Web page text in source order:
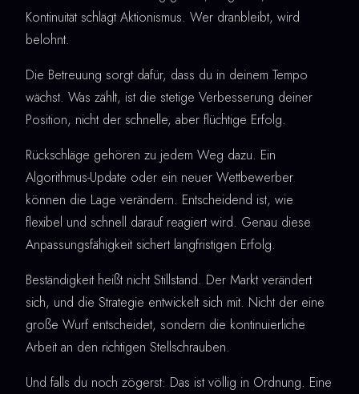
Kontinuität schlägt Aktionismus. Wer dranbleibt, wird
belohnt.
Die Betreuung sorgt dafür, dass du in deinem Tempo
wächst. Was zählt, ist die stetige Verbesserung deiner
Position, nicht der schnelle, aber flüchtige Erfolg.
Rückschläge gehören zu jedem Weg dazu. Ein
Algorithmus-Update oder ein neuer Wettbewerber
können die Lage verändern. Entscheidend ist, wie
flexibel und schnell darauf reagiert wird. Genau diese
Anpassungsfähigkeit sichert langfristigen Erfolg.
Beständigkeit heißt nicht Stillstand. Der Markt verändert
sich, und die Strategie entwickelt sich mit. Nicht der eine
große Wurf entscheidet, sondern die kontinuierliche
Arbeit an den richtigen Stellschrauben.
Und falls du noch zögerst: Das ist völlig in Ordnung. Eine